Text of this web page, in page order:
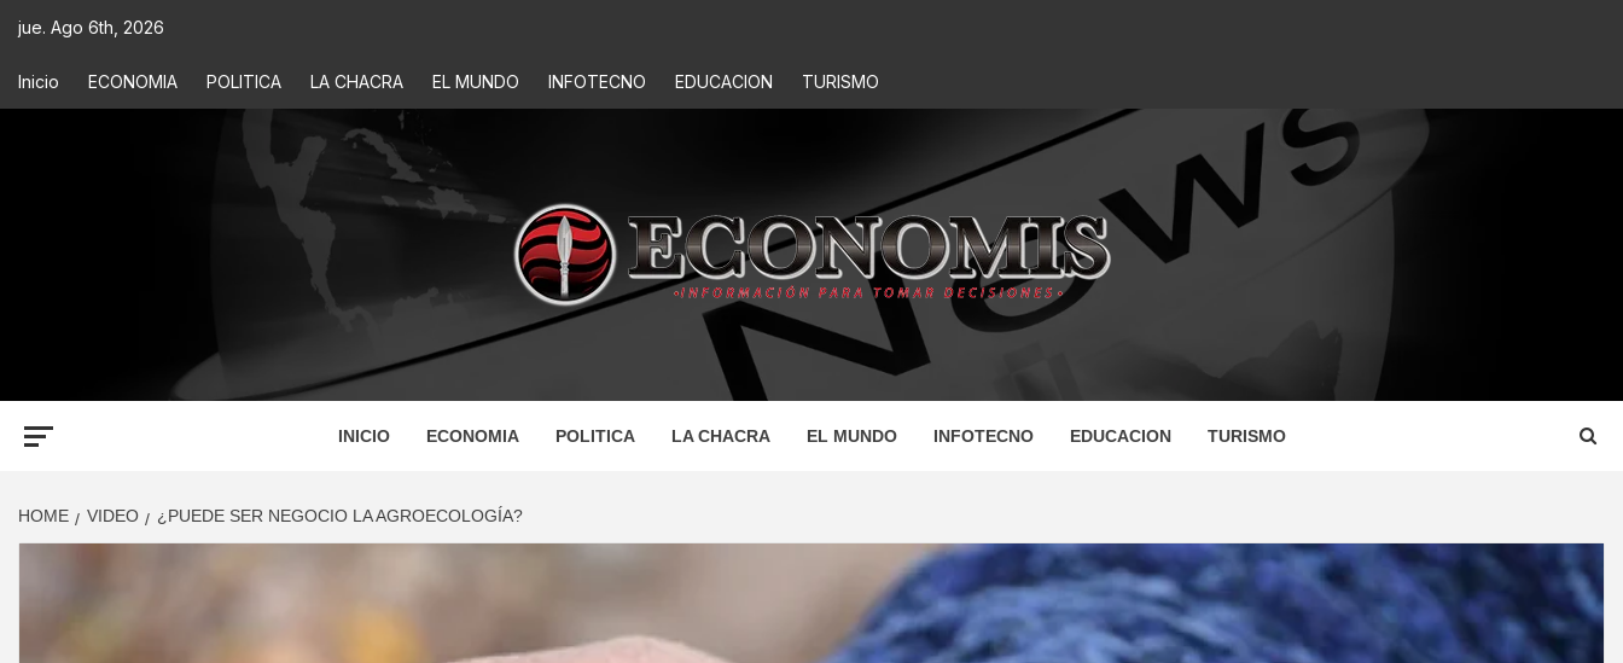
jue. Ago 6th, 2026
Inicio ECONOMIA POLITICA LA CHACRA EL MUNDO INFOTECNO EDUCACION TURISMO
ECONOMIS
INICIO ECONOMIA POLITICA LA CHACRA EL MUNDO INFOTECNO EDUCACION TURISMO
HOME VIDEO ¿PUEDE SER NEGOCIO LA AGROECOLOGÍA?